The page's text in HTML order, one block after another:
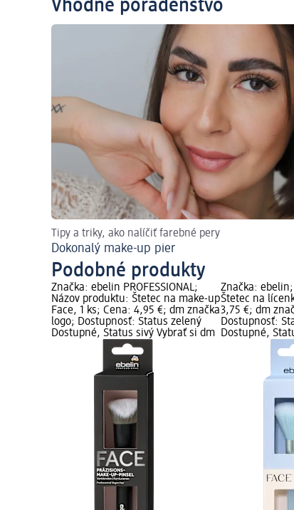
Vhodné poradenstvo
Tipy a triky, ako nalíčiť farebné pery
Dokonalý make-up pier
Podobné produkty
Značka: ebelin PROFESSIONAL;
Názov produktu: Štetec na make-up
Face, 1 ks; Cena: 4,95 €; dm značka
logo; Dostupnosť: Status zelený
Dostupné, Status sivý Vybrať si dm
Značka:
Štetec na
3,75 €; dm
Dostupnosť:
Dostupné,